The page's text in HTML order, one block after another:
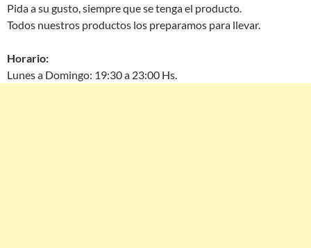
Pida a su gusto, siempre que se tenga el producto.
Todos nuestros productos los preparamos para llevar.
Horario:
Lunes a Domingo: 19:30 a 23:00 Hs.